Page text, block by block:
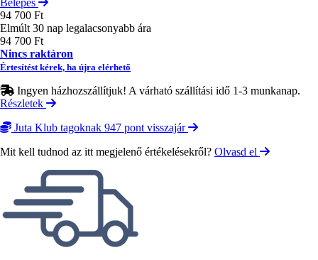
94 700 Ft
Elmúlt 30 nap legalacsonyabb ára
94 700 Ft
Nincs raktáron
Értesítést kérek, ha újra elérhető
Ingyen házhozszállítjuk! A várható szállítási idő 1-3 munkanap.
Részletek
Juta Klub tagoknak 947 pont visszajár
Mit kell tudnod az itt megjelenő értékelésekről? Olvasd el